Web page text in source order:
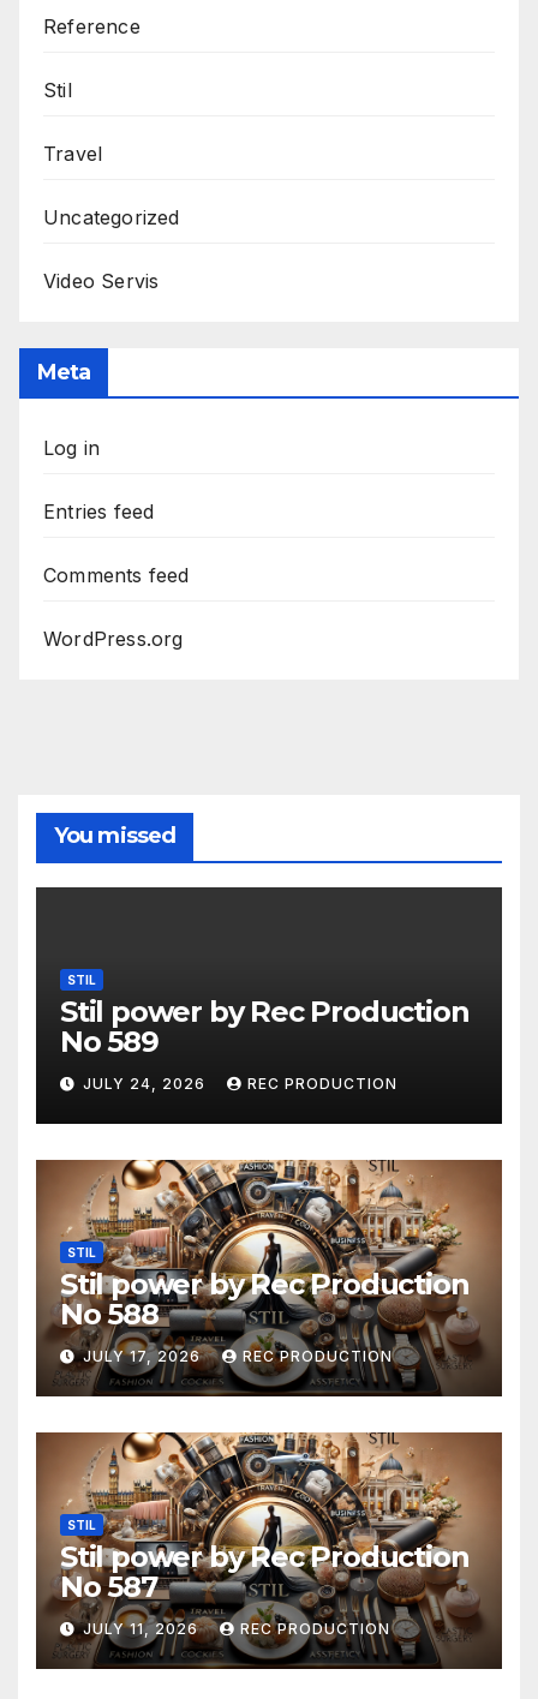
Reference
Stil
Travel
Uncategorized
Video Servis
Meta
Log in
Entries feed
Comments feed
WordPress.org
You missed
STIL
Stil power by Rec Production
No 589
JULY 24, 2026 REC PRODUCTION
STIL
Stil power by Rec Production
No 588
JULY 17, 2026 REC PRODUCTION
STIL
Stil power by Rec Production
No 587
JULY 11, 2026 REC PRODUCTION